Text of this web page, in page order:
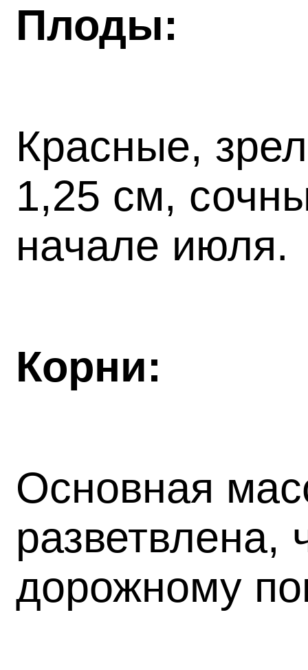
Плоды:
Красные,
1,25 см,
начале июля.
Корни:
Основная
разветвлена,
дорожному